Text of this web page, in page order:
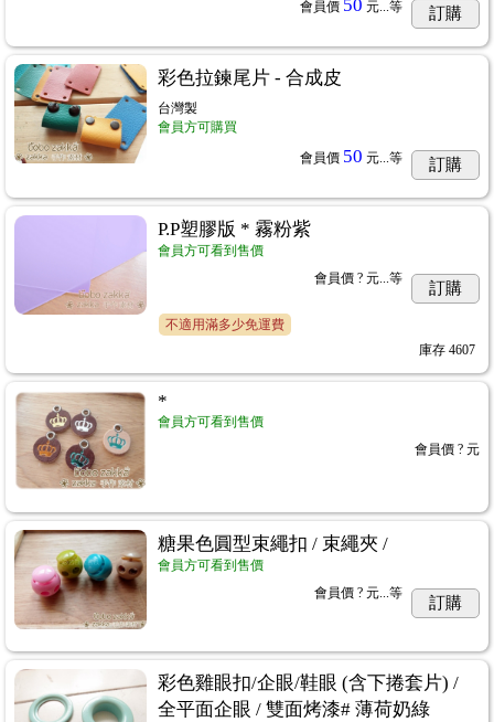
會員價 50 元...等 訂購
彩色拉鍊尾片 - 合成皮
台灣製
會員方可購買
會員價 50 元...等 訂購
P.P塑膠版 * 霧粉紫
會員方可看到售價
會員價 ? 元...等
訂購
不適用滿多少免運費
庫存 4607
*
會員方可看到售價
會員價 ? 元
糖果色圓型束繩扣 / 束繩夾 /
會員方可看到售價
會員價 ? 元...等
訂購
彩色雞眼扣/企眼/鞋眼 (含下捲套片) /
全平面企眼 / 雙面烤漆# 薄荷奶綠